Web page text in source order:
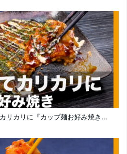
リカリに『カップ麺お好み焼き...